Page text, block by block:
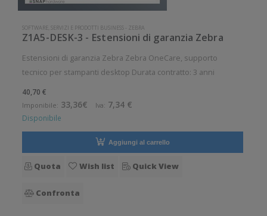
SOFTWARE, SERVIZI E PRODOTTI BUSINESS - ZEBRA
Z1A5-DESK-3 - Estensioni di garanzia Zebra
Estensioni di garanzia Zebra Zebra OneCare, supporto
tecnico per stampanti desktop Durata contratto: 3 anni
40,70 €
Imponibile: 33,36€ Iva: 7,34 €
Disponibile
Aggiungi al carrello
Quota Wish list Quick View
Confronta